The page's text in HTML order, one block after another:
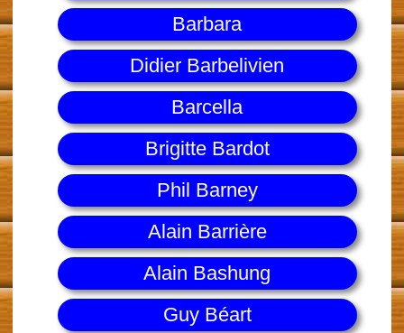
Barbara
Didier Barbelivien
Barcella
Brigitte Bardot
Phil Barney
Alain Barrière
Alain Bashung
Guy Béart